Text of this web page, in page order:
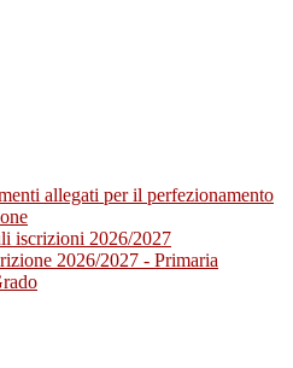
allegati per il perfezionamento
iscrizioni 2026/2027
2026/2027 - Primaria